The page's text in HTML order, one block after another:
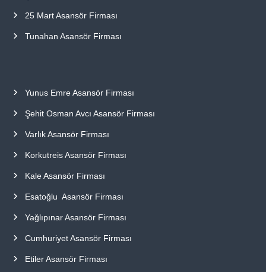
25 Mart Asansör Firması
Tunahan Asansör Firması
Yunus Emre Asansör Firması
Şehit Osman Avcı Asansör Firması
Varlık Asansör Firması
Korkutreis Asansör Firması
Kale Asansör Firması
Esatoğlu Asansör Firması
Yağlıpınar Asansör Firması
Cumhuriyet Asansör Firması
Etiler Asansör Firması